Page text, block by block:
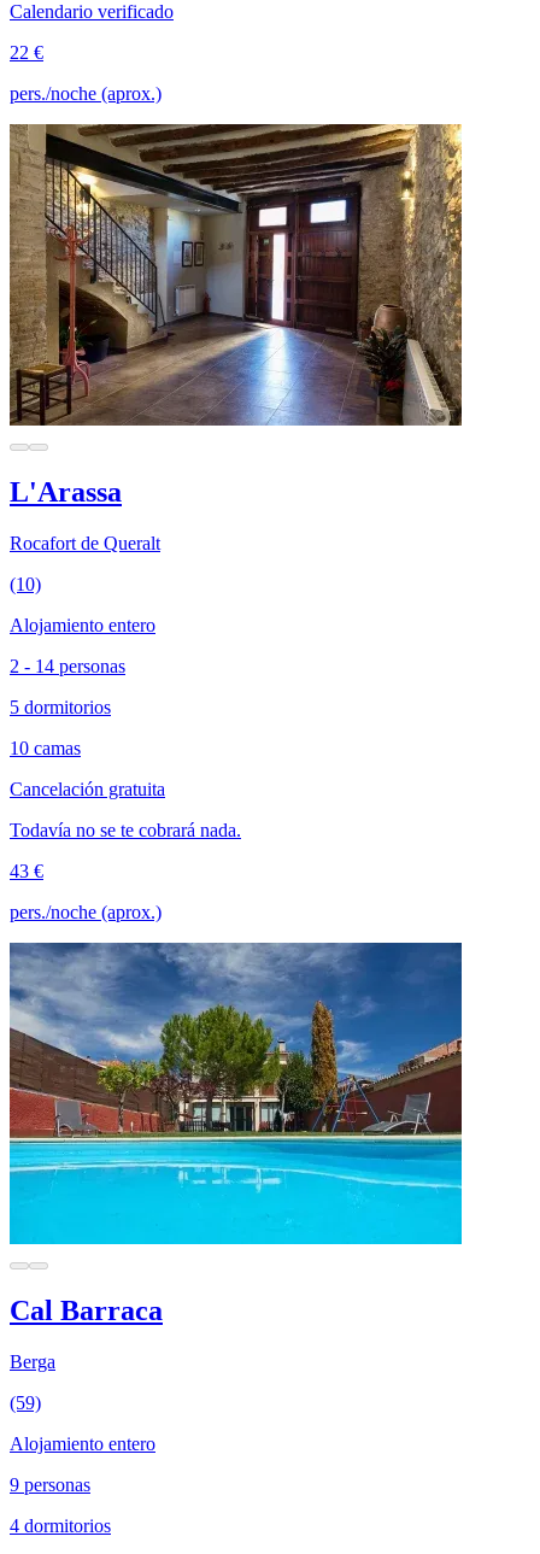
Calendario verificado
22 €
pers./noche (aprox.)
L'Arassa
Rocafort de Queralt
(10)
Alojamiento entero
2 - 14 personas
5 dormitorios
10 camas
Cancelación gratuita
Todavía no se te cobrará nada.
43 €
pers./noche (aprox.)
Cal Barraca
Berga
(59)
Alojamiento entero
9 personas
4 dormitorios